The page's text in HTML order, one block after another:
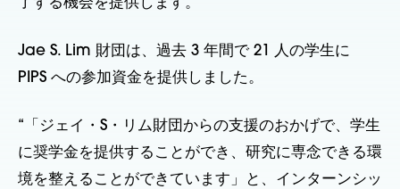
了する機会を提供します。
Jae S. Lim 財団は、過去 3 年間で 21 人の学生に
PIPS への参加資金を提供しました。
“「ジェイ・S・リム財団からの支援のおかげで、学生
に奨学金を提供することができ、研究に専念できる環
境を整えることができています」と、インターンシッ